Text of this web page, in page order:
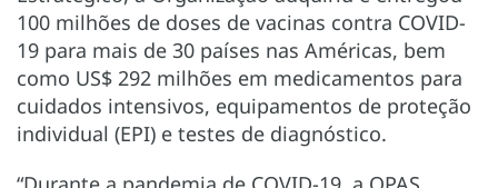
100 milhões de doses de vacinas contra COVID-
19 para mais de 30 países nas Américas, bem
como US$ 292 milhões em medicamentos para
cuidados intensivos, equipamentos de proteção
individual (EPI) e testes de diagnóstico.